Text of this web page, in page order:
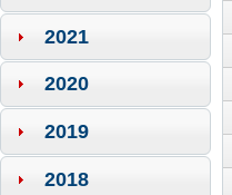
2021
2020
2019
2018